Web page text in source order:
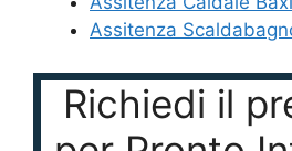
Assitenza
Richiedi il